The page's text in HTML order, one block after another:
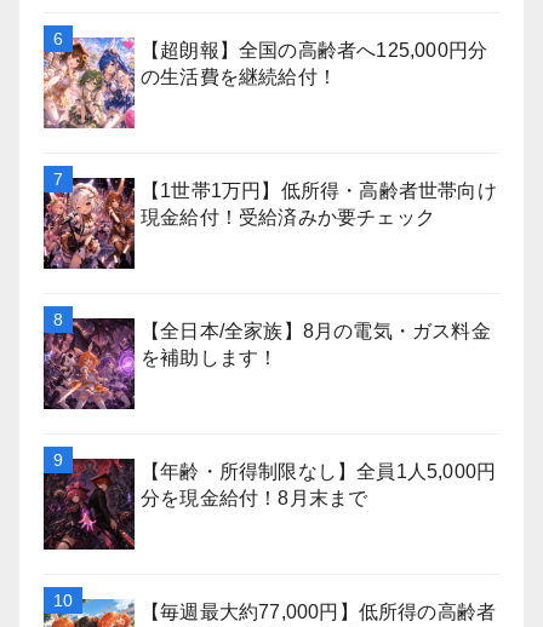
【超朗報】全国の高齢者へ125,000円分
の生活費を継続給付！
【1世帯1万円】低所得・高齢者世帯向け
現金給付！受給済みか要チェック
【全日本/全家族】8月の電気・ガス料金
を補助します！
【年齢・所得制限なし】全員1人5,000円
分を現金給付！8月末まで
【毎週最大約77,000円】低所得の高齢者